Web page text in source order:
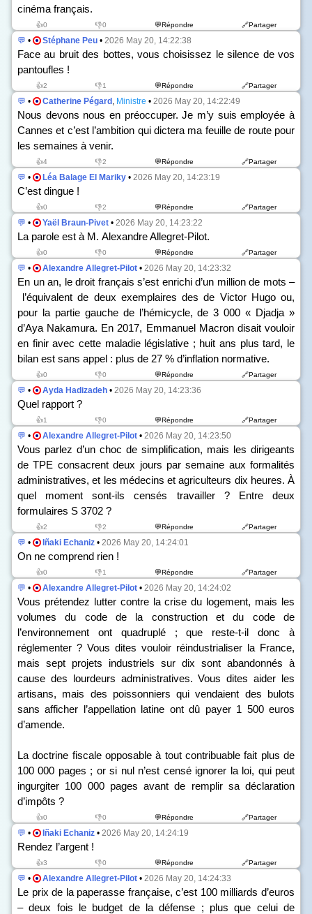
cinéma français.
👍0 👎0 💬Répondre 🔗Partager
💬 • Stéphane Peu • 2026 May 20, 14:22:38
Face au bruit des bottes, vous choisissez le silence de vos
pantoufles !
👍2 👎1 💬Répondre 🔗Partager
💬 • Catherine Pégard , Ministre • 2026 May 20, 14:22:49
Nous devons nous en préoccuper. Je m’y suis employée à
Cannes et c’est l’ambition qui dictera ma feuille de route pour
les semaines à venir.
👍4 👎2 💬Répondre 🔗Partager
💬 • Léa Balage El Mariky • 2026 May 20, 14:23:19
C’est dingue !
👍0 👎2 💬Répondre 🔗Partager
💬 • Yaël Braun-Pivet • 2026 May 20, 14:23:22
La parole est à M. Alexandre Allegret-Pilot.
👍0 👎0 💬Répondre 🔗Partager
💬 • Alexandre Allegret-Pilot • 2026 May 20, 14:23:32
En un an, le droit français s’est enrichi d’un million de mots –
l’équivalent de deux exemplaires des de Victor Hugo ou,
pour la partie gauche de l’hémicycle, de 3 000 « Djadja »
d’Aya Nakamura. En 2017, Emmanuel Macron disait vouloir
en finir avec cette maladie législative ; huit ans plus tard, le
bilan est sans appel : plus de 27 % d’inflation normative.
👍0 👎0 💬Répondre 🔗Partager
💬 • Ayda Hadizadeh • 2026 May 20, 14:23:36
Quel rapport ?
👍1 👎0 💬Répondre 🔗Partager
💬 • Alexandre Allegret-Pilot • 2026 May 20, 14:23:50
Vous parlez d’un choc de simplification, mais les dirigeants
de TPE consacrent deux jours par semaine aux formalités
administratives, et les médecins et agriculteurs dix heures. À
quel moment sont-ils censés travailler ? Entre deux
formulaires S 3702 ?
👍2 👎2 💬Répondre 🔗Partager
💬 • Iñaki Echaniz • 2026 May 20, 14:24:01
On ne comprend rien !
👍0 👎1 💬Répondre 🔗Partager
💬 • Alexandre Allegret-Pilot • 2026 May 20, 14:24:02
Vous prétendez lutter contre la crise du logement, mais les
volumes du code de la construction et du code de
l’environnement ont quadruplé ; que reste-t-il donc à
réglementer ? Vous dites vouloir réindustrialiser la France,
mais sept projets industriels sur dix sont abandonnés à
cause des lourdeurs administratives. Vous dites aider les
artisans, mais des poissonniers qui vendaient des bulots
sans afficher l’appellation latine ont dû payer 1 500 euros
d’amende.
La doctrine fiscale opposable à tout contribuable fait plus de
100 000 pages ; or si nul n’est censé ignorer la loi, qui peut
ingurgiter 100 000 pages avant de remplir sa déclaration
d’impôts ?
👍0 👎0 💬Répondre 🔗Partager
💬 • Iñaki Echaniz • 2026 May 20, 14:24:19
Rendez l’argent !
👍3 👎0 💬Répondre 🔗Partager
💬 • Alexandre Allegret-Pilot • 2026 May 20, 14:24:33
Le prix de la paperasse française, c’est 100 milliards d’euros
– deux fois le budget de la défense ; plus que celui de